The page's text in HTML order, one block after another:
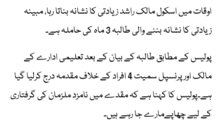
اوقات میں اسکول مالک راشد زیادتی کا نشانہ بناتا رہا، مبینہ
زیادتی کا نشانہ بننے والی طالبہ 3 ماہ کی حاملہ ہے۔
پولیس کے مطابق طالبہ کے بیان کے بعد تعلیمی ادارے کے
مالک اور پرنسپل سمیت 4 افراد کے خلاف مقدمہ درج کرلیا گیا
ہے۔پولیس کا کہنا ہے کہ مقدے میں نامزد ملزمان کی گرفتاری
کے لیے چھاپےمارے جا رہے ہیں۔